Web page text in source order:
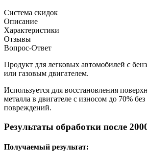
Система скидок
Описание
Характеристики
Отзывы
Вопрос-Ответ
Продукт для легковых автомобилей с
или газовым двигателем.
Используется для восстановления
металла в двигателе с износом до 70%
повреждений.
Результаты обработки после
Получаемый результат: